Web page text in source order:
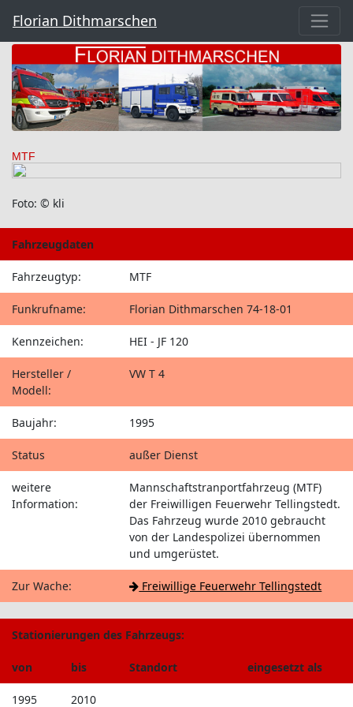
Florian Dithmarschen
MTF
Foto: © kli
Fahrzeugdaten
Fahrzeugtyp: MTF
Funkrufname: Florian Dithmarschen 74-18-01
Kennzeichen: HEI - JF 120
Hersteller /
Modell:
VW T 4
Baujahr: 1995
Status außer Dienst
weitere
Information:
Mannschaftstranportfahrzeug (MTF)
der Freiwilligen Feuerwehr Tellingstedt.
Das Fahrzeug wurde 2010 gebraucht
von der Landespolizei übernommen
und umgerüstet.
Zur Wache: Freiwillige Feuerwehr Tellingstedt
Stationierungen des Fahrzeugs:
von bis Standort eingesetzt als
1995 2010